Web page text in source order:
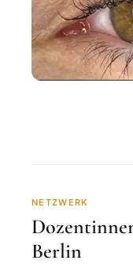
NETZWERK
Berlin